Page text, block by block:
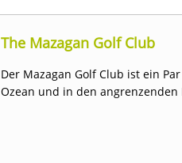
The Mazagan Golf Club
Der Mazagan Golf Club ist ein
Ozean und in den angrenzenden